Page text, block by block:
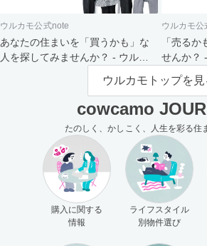
ウルカモ公式note
あなたの住まいを「買うかも」な
人を探してみませんか？ - ウルカ
ウルカモ公
「売る
せんか？
主さま向
ウルカモトップを見
cowcamo
たのしく、かしこく、人生を彩る住
購入に関する
情報
ライフスタイル
別物件選び